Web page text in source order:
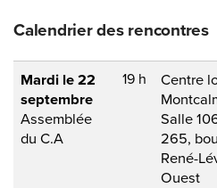
Calendrier des rencontres